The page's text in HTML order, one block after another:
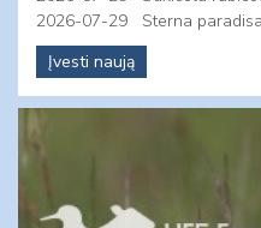
2026-07-29
Sterna
Įvesti naują